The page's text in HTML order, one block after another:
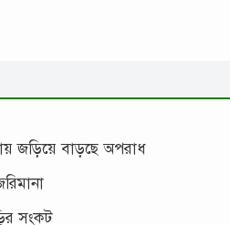
জড়িয়ে বাড়ছে অপরাধ
সংকট